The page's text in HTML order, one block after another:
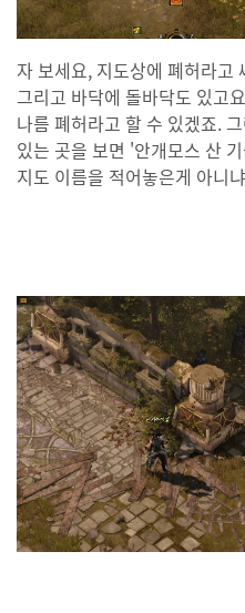
자 보세요, 지도상에 폐허라고
그리고 바닥에 돌바닥도 있고
나름 폐허라고 할 수 있겠죠.
있는 곳을 보면 '안개모스 산
지도 이름을 적어놓은게 아니